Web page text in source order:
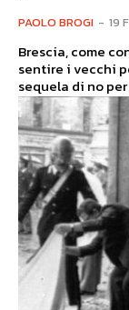
PAOLO BROGI - 19
Brescia, come
sentire i vecchi
sequela di no